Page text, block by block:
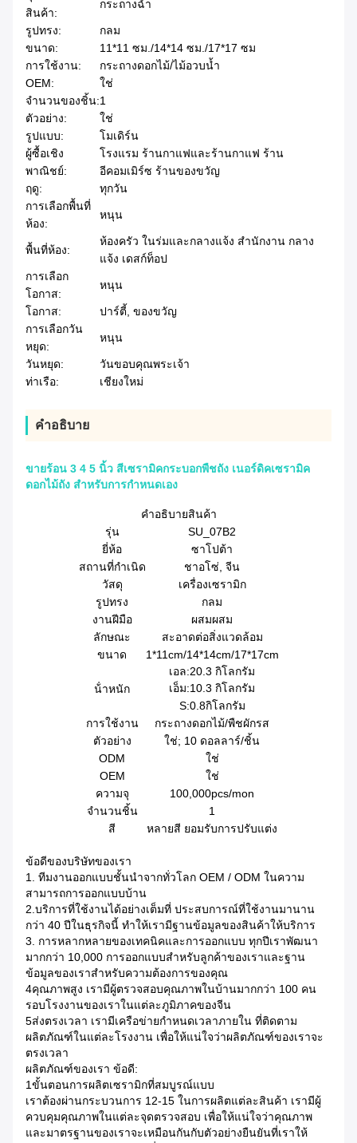
สินค้า:
กระถางฉ่ำ
รูปทรง:
กลม
ขนาด:
11*11 ซม./14*14 ซม./17*17 ซม
การใช้งาน:
กระถางดอกไม้/ไม้อวบน้ำ
OEM:
ใช่
จํานวนของชิ้น:1
ตัวอย่าง:
ใช่
รูปแบบ:
โมเดิร์น
ผู้ซื้อเชิง
พาณิชย์:
โรงแรม ร้านกาแฟและร้านกาแฟ ร้าน
อีคอมเมิร์ซ ร้านของขวัญ
ฤดู:
ทุกวัน
การเลือกพื้นที่
ห้อง:
หนุน
พื้นที่ห้อง:
ห้องครัว ในร่มและกลางแจ้ง สำนักงาน กลาง
แจ้ง เดสก์ท็อป
การเลือก
โอกาส:
หนุน
โอกาส:
ปาร์ตี้, ของขวัญ
การเลือกวัน
หยุด:
หนุน
วันหยุด:
วันขอบคุณพระเจ้า
ท่าเรือ:
เชียงใหม่
คําอธิบาย
ขายร้อน 3 4 5 นิ้ว สีเซรามิคกระบอกพืชถัง เนอร์ดิคเซรามิค
ดอกไม้ถัง สําหรับการกําหนดเอง
คําอธิบายสินค้า
รุ่น
SU_07B2
ยี่ห้อ
ซาโปต้า
สถานที่กําเนิด
ชาอโซ่, จีน
วัสดุ
เครื่องเซรามิก
รูปทรง
กลม
งานฝีมือ
ผสมผสม
ลักษณะ
สะอาดต่อสิ่งแวดล้อม
ขนาด
1*11cm/14*14cm/17*17cm
น้ําหนัก
เอล:20.3 กิโลกรัม
เอ็ม:10.3 กิโลกรัม
S:0.8กิโลกรัม
การใช้งาน
กระถางดอกไม้/พืชผักรส
ตัวอย่าง
ใช่; 10 ดอลลาร์/ชิ้น
ODM
ใช่
OEM
ใช่
ความจุ
100,000pcs/mon
จํานวนชิ้น
1
สี
หลายสี ยอมรับการปรับแต่ง
ข้อดีของบริษัทของเรา
1. ทีมงานออกแบบชั้นนําจากทั่วโลก OEM / ODM ในความ
สามารถการออกแบบบ้าน
2.บริการที่ใช้งานได้อย่างเต็มที่ ประสบการณ์ที่ใช้งานมานาน
กว่า 40 ปีในธุรกิจนี้ ทําให้เรามีฐานข้อมูลของสินค้าให้บริการ
3. การหลากหลายของเทคนิคและการออกแบบ ทุกปีเราพัฒนา
มากกว่า 10,000 การออกแบบสําหรับลูกค้าของเราและฐาน
ข้อมูลของเราสําหรับความต้องการของคุณ
4คุณภาพสูง เรามีผู้ตรวจสอบคุณภาพในบ้านมากกว่า 100 คน
รอบโรงงานของเราในแต่ละภูมิภาคของจีน
5ส่งตรงเวลา เรามีเครือข่ายกําหนดเวลาภายใน ที่ติดตาม
ผลิตภัณฑ์ในแต่ละโรงงาน เพื่อให้แน่ใจว่าผลิตภัณฑ์ของเราจะ
ตรงเวลา
ผลิตภัณฑ์ของเรา ข้อดี:
1ขั้นตอนการผลิตเซรามิกที่สมบูรณ์แบบ
เราต้องผ่านกระบวนการ 12-15 ในการผลิตแต่ละสินค้า เรามีผู้
ควบคุมคุณภาพในแต่ละจุดตรวจสอบ เพื่อให้แน่ใจว่าคุณภาพ
และมาตรฐานของเราจะเหมือนกันกับตัวอย่างยืนยันที่เราให้